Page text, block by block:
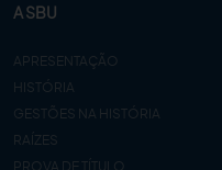
A SBU
APRESENTAÇÃO
HISTÓRIA
GESTÕES NA HISTÓRIA
RAÍZES
PROVA DE TÍTULO